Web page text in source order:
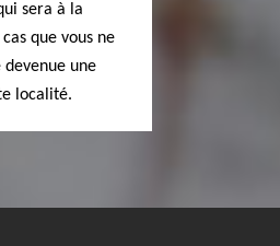
sera à la
que vous ne
une
localité.